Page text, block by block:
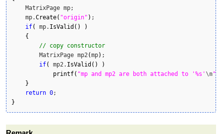
    MatrixPage mp;
    mp.
Create( "origin" ) ;
if( mp. IsValid ( )
)
{
// copy constructor
        MatrixPage mp2
(mp) ;
if( mp2. IsValid ( )
)
printf( "mp and mp2 are both attached to '%s' \n"
}
return 0
}